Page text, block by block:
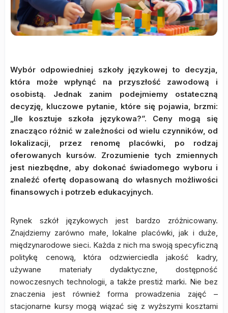
Wybór odpowiedniej szkoły językowej to decyzja,
która może wpłynąć na przyszłość zawodową i
osobistą. Jednak zanim podejmiemy ostateczną
decyzję, kluczowe pytanie, które się pojawia, brzmi:
„Ile kosztuje szkoła językowa?”. Ceny mogą się
znacząco różnić w zależności od wielu czynników, od
lokalizacji, przez renomę placówki, po rodzaj
oferowanych kursów. Zrozumienie tych zmiennych
jest niezbędne, aby dokonać świadomego wyboru i
znaleźć ofertę dopasowaną do własnych możliwości
finansowych i potrzeb edukacyjnych.
Rynek szkół językowych jest bardzo zróżnicowany.
Znajdziemy zarówno małe, lokalne placówki, jak i duże,
międzynarodowe sieci. Każda z nich ma swoją specyficzną
politykę cenową, która odzwierciedla jakość kadry,
używane materiały dydaktyczne, dostępność
nowoczesnych technologii, a także prestiż marki. Nie bez
znaczenia jest również forma prowadzenia zajęć –
stacjonarne kursy mogą wiązać się z wyższymi kosztami